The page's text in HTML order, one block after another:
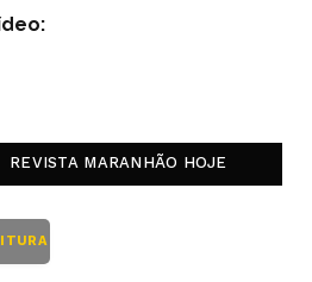
REVISTA MARANHÃO HOJE